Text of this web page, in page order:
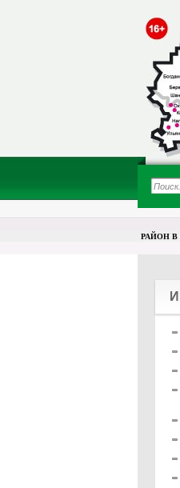
РАЙОН